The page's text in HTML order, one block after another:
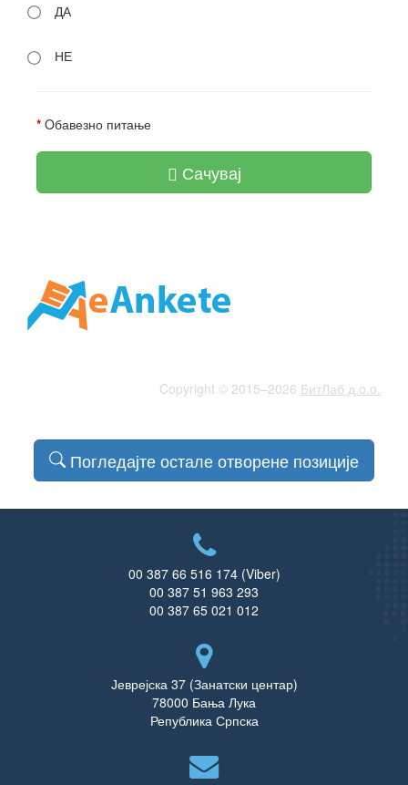
ДА
НЕ
*Oбавезно питање
Сачувај
Copyright © 2015–2026 БитЛаб д.o.o.
Погледајте остале отворене позиције
00 387 66 516 174 (Viber)
00 387 51 963 293
00 387 65 021 012
Јеврејска 37 (Занатски центар)
78000 Бања Лука
Република Српска